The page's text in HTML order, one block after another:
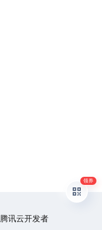
腾讯云开发者
领券